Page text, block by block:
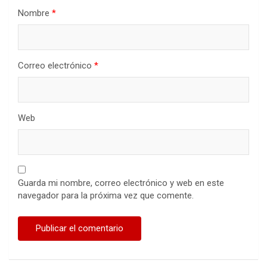
Nombre *
Correo electrónico *
Web
Guarda mi nombre, correo electrónico y web en este
navegador para la próxima vez que comente.